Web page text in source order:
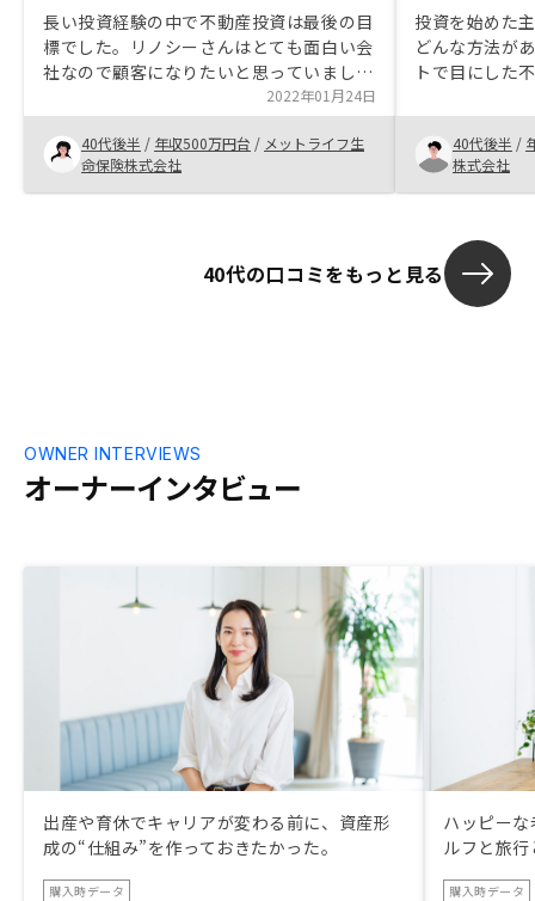
長い投資経験の中で不動産投資は最後の目
標でした。リノシーさんはとても面白い会
社なので顧客になりたいと思っていまし
た。この度、リノシーさんから物件を購入
でき、長いお付き合いができることを光栄
に思ってます。
2022年01月24日
40代後半 / 年収500万円台 / メットライフ生
命保険株式会社
投資を始めた
どんな方法が
トで目にした
RENOSYにア
とりを経て購
討している方
由がないと言
40代後半 /
株式会社
40代の口コミをもっと見る
オーナーインタビュー
OWNER INTERVIEWS
出産や育休でキャリアが変わる前に、資産形
成の“仕組み”を作っておきたかった。
購入時データ
ハッピー
ルフと旅
購入時データ